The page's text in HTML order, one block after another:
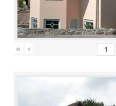
« ‹